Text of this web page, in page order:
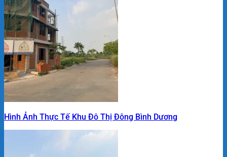
Hình Ảnh Thực Tế Khu Đô Thị Đông Bình Dương